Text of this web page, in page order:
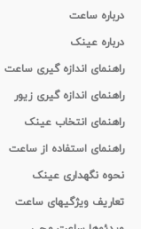
درباره ساعت
درباره عینک
راهنمای اندازه گیری ساعت
راهنمای اندازه گیری زیور
راهنمای انتخاب عینک
راهنمای استفاده از ساعت
نحوه نگهداری عینک
تعاریف ویژگیهای ساعت